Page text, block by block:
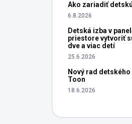
Ako zariadiť
6.8.2026
Detská izba v
priestore vytvoriť
dve a viac detí
25.6.2026
Nový rad
Toon
18.6.2026